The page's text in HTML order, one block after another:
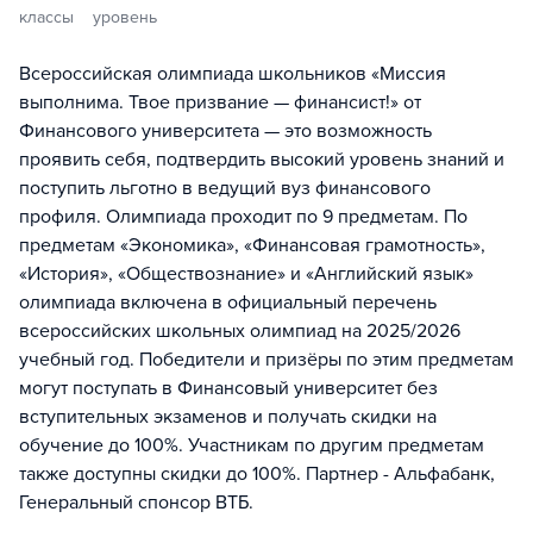
классы уровень
Всероссийская олимпиада школьников «Миссия
выполнима. Твое призвание — финансист!» от
Финансового университета — это возможность
проявить себя, подтвердить высокий уровень знаний и
поступить льготно в ведущий вуз финансового
профиля. Олимпиада проходит по 9 предметам. По
предметам «Экономика», «Финансовая грамотность»,
«История», «Обществознание» и «Английский язык»
олимпиада включена в официальный перечень
всероссийских школьных олимпиад на 2025/2026
учебный год. Победители и призёры по этим предметам
могут поступать в Финансовый университет без
вступительных экзаменов и получать скидки на
обучение до 100%. Участникам по другим предметам
также доступны скидки до 100%. Партнер - Альфабанк,
Генеральный спонсор ВТБ.